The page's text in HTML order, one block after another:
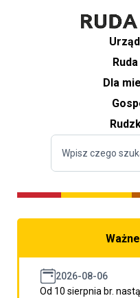
Dla
2026-08-06
Od 10 sierpnia br.